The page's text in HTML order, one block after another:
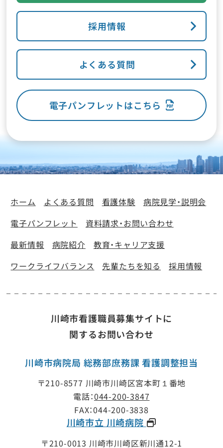
採用情報
よくある質問
電子パンフレットはこちら
ホーム よくある質問 看護体験
病院見学・説明会
電子パンフレット
資料請求・お問い合わせ
最新情報
病院紹介
教育・キャリア支援
ワークライフバランス
先輩たちを知る 採用情報
川崎市看護職員募集サイトに
関するお問い合わせ
川崎市病院局 総務部庶務課 看護調整担当
〒210-8577 川崎市川崎区宮本町１番地
電話：044-200-3847
FAX：044-200-3838
川崎市立 川崎病院
〒210-0013 川崎市川崎区新川通12-1